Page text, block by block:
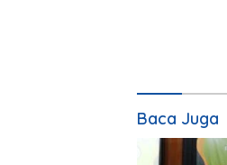
Baca Juga